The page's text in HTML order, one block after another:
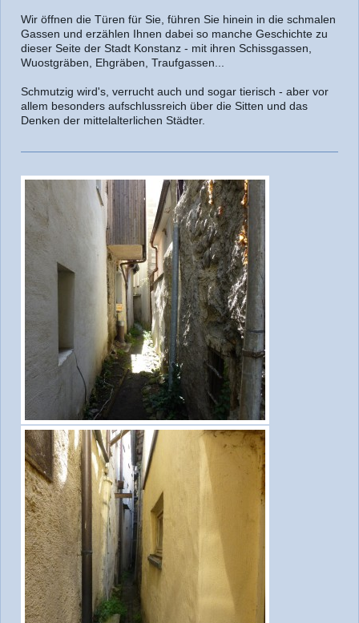
Wir öffnen die Türen für Sie, führen Sie hinein in die schmalen
Gassen und erzählen Ihnen dabei so manche Geschichte zu
dieser Seite der Stadt Konstanz - mit ihren Schissgassen,
Wuostgräben, Ehgräben, Traufgassen...
Schmutzig wird's, verrucht auch und sogar tierisch - aber vor
allem besonders aufschlussreich über die Sitten und das
Denken der mittelalterlichen Städter.